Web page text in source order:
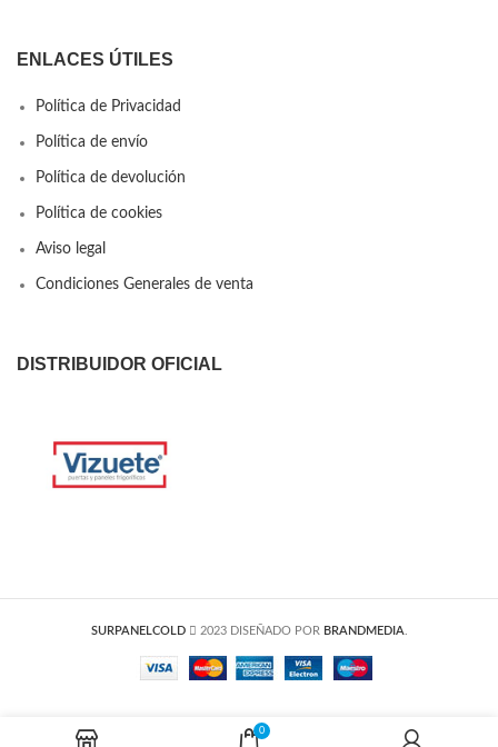
ENLACES ÚTILES
Política de Privacidad
Política de envío
Política de devolución
Política de cookies
Aviso legal
Condiciones Generales de venta
DISTRIBUIDOR OFICIAL
SURPANELCOLD 2023 DISEÑADO POR BRANDMEDIA.
0